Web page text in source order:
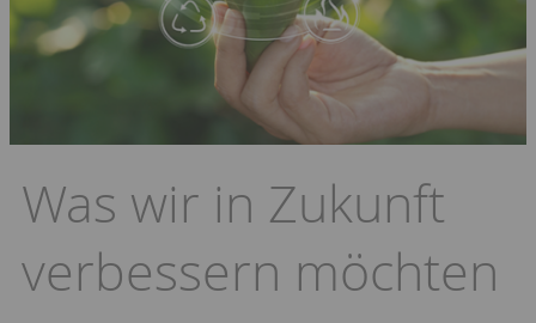
Was wir in Zukunft
verbessern möchten